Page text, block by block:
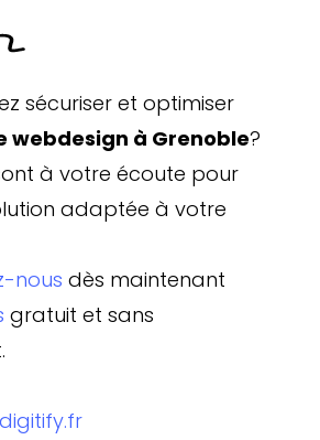
sécuriser et optimiser
webdesign à Grenoble?
à votre écoute pour
adaptée à votre
nous dès maintenant
gratuit et sans